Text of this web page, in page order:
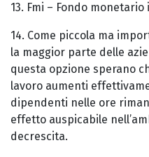
13. Fmi – Fondo
14. Come piccola ma
la maggior parte delle
questa opzione sperano
lavoro aumenti
dipendenti nelle ore
effetto auspicabile
decrescita.